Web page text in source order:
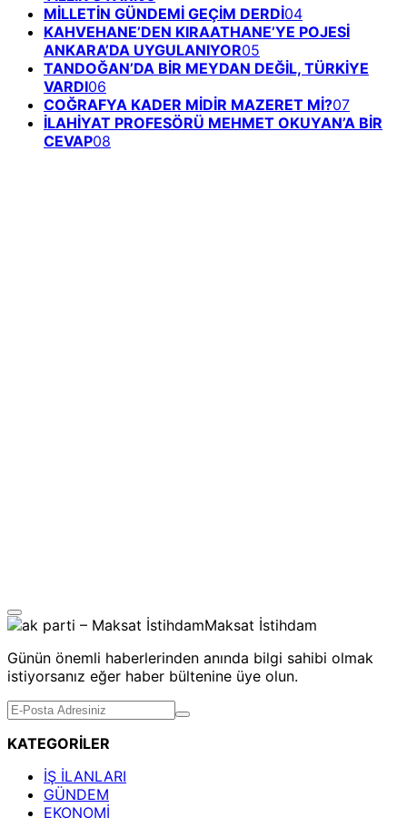
MİLLETİN GÜNDEMİ GEÇİM DERDİ04
KAHVEHANE’DEN KIRAATHANE’YE POJESİ
ANKARA’DA UYGULANIYOR05
TANDOĞAN’DA BİR MEYDAN DEĞİL, TÜRKİYE
VARDI06
COĞRAFYA KADER MİDİR MAZERET Mİ?07
İLAHİYAT PROFESÖRÜ MEHMET OKUYAN’A BİR
CEVAP08
Günün önemli haberlerinden anında bilgi sahibi olmak
istiyorsanız eğer haber bültenine üye olun.
KATEGORİLER
İŞ İLANLARI
GÜNDEM
EKONOMİ